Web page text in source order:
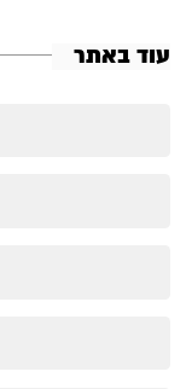
עוד באתר